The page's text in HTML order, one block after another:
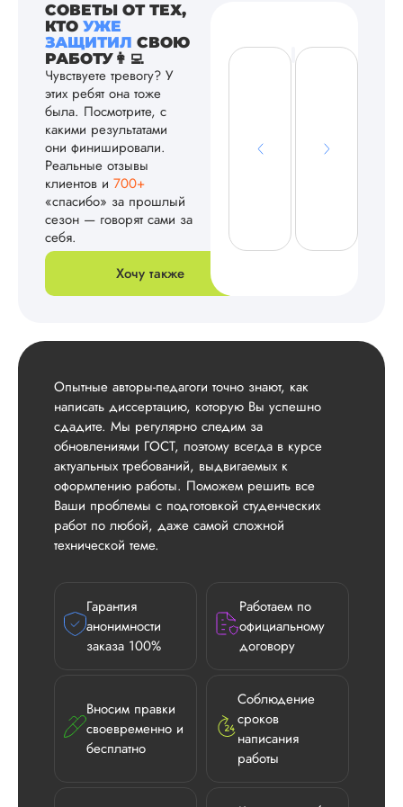
СОВЕТЫ ОТ ТЕХ,
КТО УЖЕ
ЗАЩИТИЛ СВОЮ
РАБОТУ👩‍💻
Чувствуете тревогу? У
этих ребят она тоже
была. Посмотрите, с
какими результатами
они финишировали.
Реальные отзывы
клиентов и 700+
«спасибо» за прошлый
сезон — говорят сами за
себя.
Хочу также
Опытные авторы-педагоги точно знают, как
написать диссертацию, которую Вы успешно
сдадите. Мы регулярно следим за
обновлениями ГОСТ, поэтому всегда в курсе
актуальных требований, выдвигаемых к
оформлению работы. Поможем решить все
Ваши проблемы с подготовкой студенческих
работ по любой, даже самой сложной
технической теме.
Гарантия
анонимности
заказа 100%
Работаем по
официальному
договору
Вносим правки
своевременно и
бесплатно
Соблюдение
сроков
написания
работы